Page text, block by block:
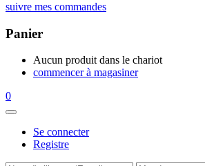
suivre mes commandes
Panier
Aucun produit dans le chariot
commencer à magasiner
0
Se connecter
Registre